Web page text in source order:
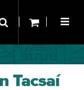
Tacsaí